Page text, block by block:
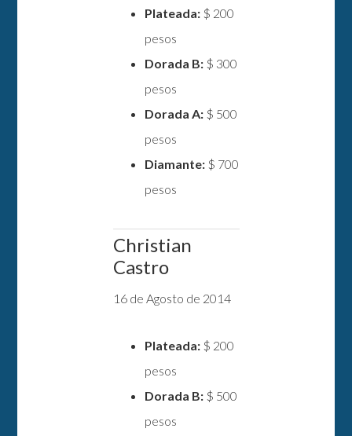
Plateada:$ 200
pesos
Dorada B:$ 300
pesos
Dorada A:$ 500
pesos
Diamante:$ 700
pesos
Christian
Castro
16 de Agosto de 2014
Plateada:$ 200
pesos
Dorada B:$ 500
pesos